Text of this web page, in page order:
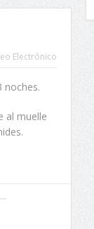
Electrónico
noches.
al muelle